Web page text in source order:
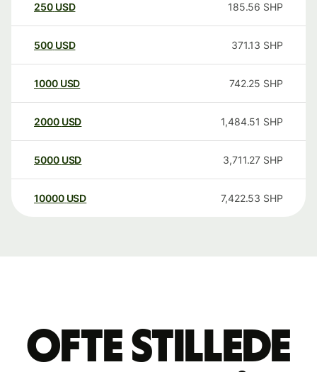
250 USD 185.56 SHP
500 USD 371.13 SHP
1000 USD 742.25 SHP
2000 USD 1,484.51 SHP
5000 USD 3,711.27 SHP
10000 USD 7,422.53 SHP
Ofte stillede